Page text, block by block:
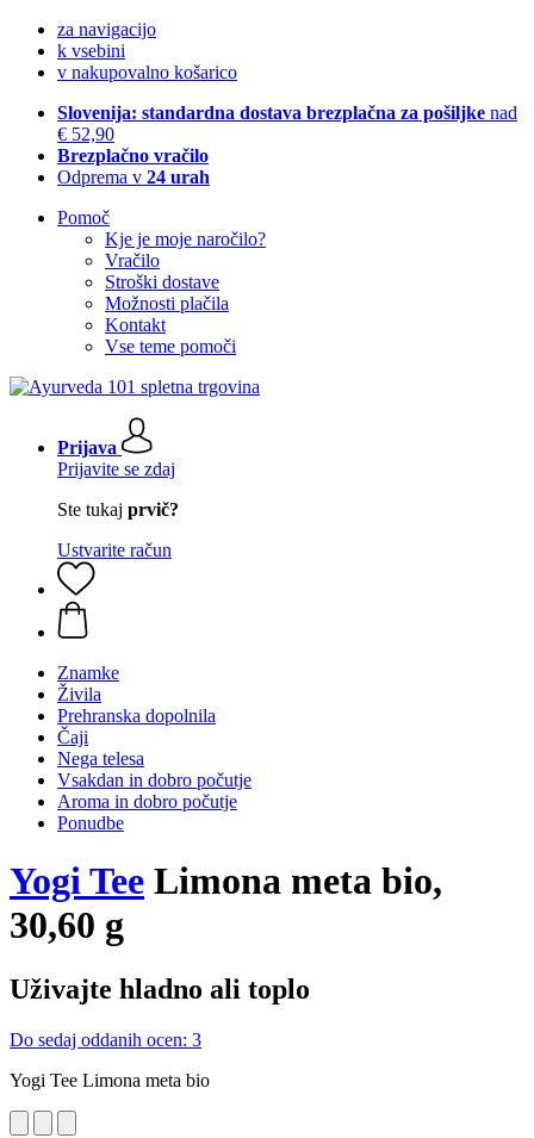
za navigacijo
k vsebini
v nakupovalno košarico
Slovenija: standardna dostava brezplačna za pošiljke nad
€ 52,90
Brezplačno vračilo
Odprema v 24 urah
Pomoč
Kje je moje naročilo?
Vračilo
Stroški dostave
Možnosti plačila
Kontakt
Vse teme pomoči
Prijava
Prijavite se zdaj
Ste tukaj prvič?
Ustvarite račun
Znamke
Živila
Prehranska dopolnila
Čaji
Nega telesa
Vsakdan in dobro počutje
Aroma in dobro počutje
Ponudbe
Yogi Tee Limona meta bio,
30,60 g
Uživajte hladno ali toplo
Do sedaj oddanih ocen: 3
Yogi Tee Limona meta bio